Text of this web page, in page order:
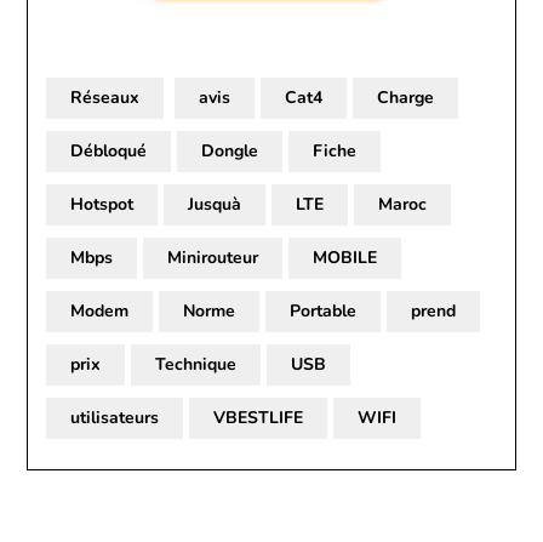
Réseaux avis Cat4 Charge
Débloqué Dongle Fiche
Hotspot Jusquà LTE Maroc
Mbps Minirouteur MOBILE
Modem Norme Portable prend
prix Technique USB
utilisateurs VBESTLIFE WIFI